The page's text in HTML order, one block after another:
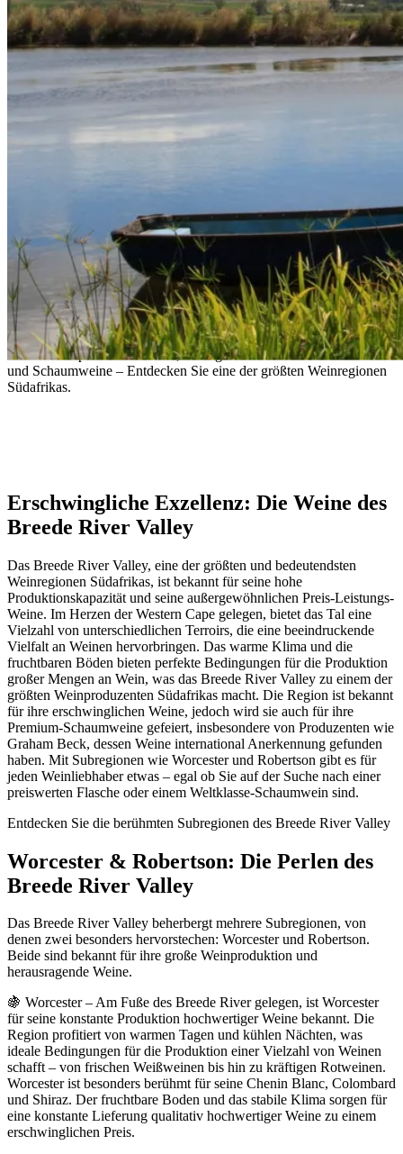
Breede River Valley: Erschwingliche
Exzellenz in südafrikanischen Weinen
Bekannt für preiswerte Weine, außergewöhnlichen Chenin Blanc
und Schaumweine – Entdecken Sie eine der größten Weinregionen
Südafrikas.
Erschwingliche Exzellenz: Die Weine des
Breede River Valley
Das Breede River Valley, eine der größten und bedeutendsten
Weinregionen Südafrikas, ist bekannt für seine hohe
Produktionskapazität und seine außergewöhnlichen Preis-Leistungs-
Weine. Im Herzen der Western Cape gelegen, bietet das Tal eine
Vielzahl von unterschiedlichen Terroirs, die eine beeindruckende
Vielfalt an Weinen hervorbringen. Das warme Klima und die
fruchtbaren Böden bieten perfekte Bedingungen für die Produktion
großer Mengen an Wein, was das Breede River Valley zu einem der
größten Weinproduzenten Südafrikas macht. Die Region ist bekannt
für ihre erschwinglichen Weine, jedoch wird sie auch für ihre
Premium-Schaumweine gefeiert, insbesondere von Produzenten wie
Graham Beck, dessen Weine international Anerkennung gefunden
haben. Mit Subregionen wie Worcester und Robertson gibt es für
jeden Weinliebhaber etwas – egal ob Sie auf der Suche nach einer
preiswerten Flasche oder einem Weltklasse-Schaumwein sind.
Entdecken Sie die berühmten Subregionen des Breede River Valley
Worcester & Robertson: Die Perlen des
Breede River Valley
Das Breede River Valley beherbergt mehrere Subregionen, von
denen zwei besonders hervorstechen: Worcester und Robertson.
Beide sind bekannt für ihre große Weinproduktion und
herausragende Weine.
🍇 Worcester – Am Fuße des Breede River gelegen, ist Worcester
für seine konstante Produktion hochwertiger Weine bekannt. Die
Region profitiert von warmen Tagen und kühlen Nächten, was
ideale Bedingungen für die Produktion einer Vielzahl von Weinen
schafft – von frischen Weißweinen bis hin zu kräftigen Rotweinen.
Worcester ist besonders berühmt für seine Chenin Blanc, Colombard
und Shiraz. Der fruchtbare Boden und das stabile Klima sorgen für
eine konstante Lieferung qualitativ hochwertiger Weine zu einem
erschwinglichen Preis.